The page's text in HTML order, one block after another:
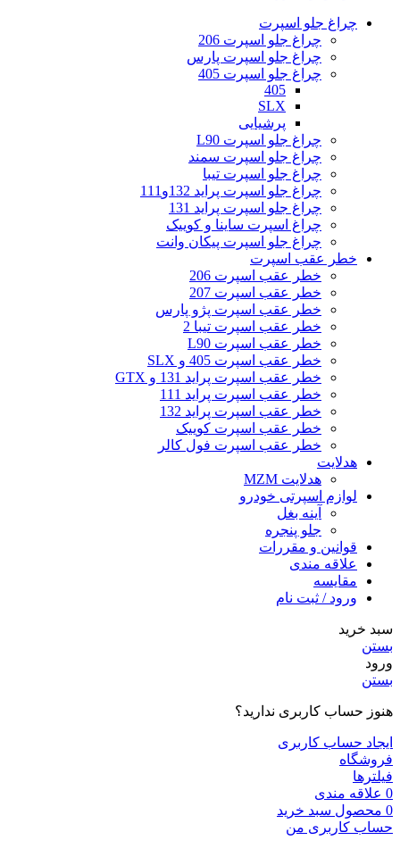
چراغ جلو اسپرت
چراغ جلو اسپرت 206
چراغ جلو اسپرت پارس
چراغ جلو اسپرت 405
405
SLX
پرشیایی
چراغ جلو اسپرت L90
چراغ جلو اسپرت سمند
چراغ جلو اسپرت تیبا
چراغ جلو اسپرت پراید 132و111
چراغ جلو اسپرت پراید 131
چراغ اسپرت ساینا و کوییک
چراغ جلو اسپرت پیکان وانت
خطر عقب اسپرت
خطر عقب اسپرت 206
خطر عقب اسپرت 207
خطر عقب اسپرت پژو پارس
خطر عقب اسپرت تیبا 2
خطر عقب اسپرت L90
خطر عقب اسپرت 405 و SLX
خطر عقب اسپرت پراید 131 و GTX
خطر عقب اسپرت پراید 111
خطر عقب اسپرت پراید 132
خطر عقب اسپرت کوییک
خطر عقب اسپرت فول کالر
هدلایت
هدلایت MZM
لوازم اسپرتی خودرو
آینه بغل
جلو پنجره
قوانین و مقررات
علاقه مندی
مقایسه
ورود / ثبت نام
سبد خرید
بستن
ورود
بستن
هنوز حساب کاربری ندارید؟
ایجاد حساب کاربری
فروشگاه
فیلترها
0 علاقه مندی
0 محصول سبد خرید
حساب کاربری من